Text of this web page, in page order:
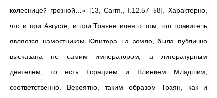
колесницей грозной…» [13, Carm., I.12.57–58]. Характерно,
что и при Августе, и при Траяне идея о том, что правитель
является наместником Юпитера на земле, была публично
высказана не самим императором, а литературным
деятелем, то есть Горацием и Плинием Младшим,
соответственно. Вероятно, таким образом Траян, как и